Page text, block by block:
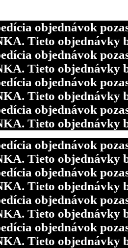
objednávok
Tieto objednávky
objednávok
Tieto objednávky
objednávok
Tieto objednávky
objednávok
Tieto objednávky
objednávok
Tieto objednávky
objednávok
Tieto objednávky
objednávok
Tieto objednávky
objednávok
Tieto objednávky